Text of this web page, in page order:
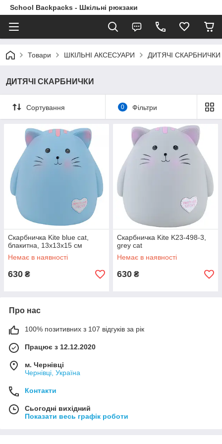
School Backpacks - Шкільні рюкзаки
Товари ШКІЛЬНІ АКСЕСУАРИ ДИТЯЧІ СКАРБНИЧКИ
ДИТЯЧІ СКАРБНИЧКИ
Сортування 0 Фільтри
Скарбничка Kite blue cat,
блакитна, 13х13х15 см
Немає в наявності
630 ₴
Скарбничка Kite K23-498-3,
grey cat
Немає в наявності
630 ₴
Про нас
100% позитивних з 107 відгуків за рік
Працює з 12.12.2020
м. Чернівці
Чернівці, Україна
Контакти
Сьогодні вихідний
Показати весь графік роботи